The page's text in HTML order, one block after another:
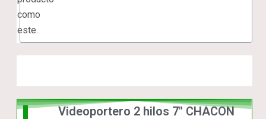
como
este.
Videoportero 2 hilos 7" CHACON